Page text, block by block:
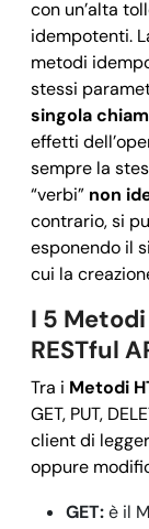
con un’alta
idempotenti.
metodi
stessi
singola
effetti
sempre la
“verbi” non
contrario, si
esponendo il
cui la
I 5
RESTful
Tra i Metodi
GET, PUT,
client di
oppure
GET:è il